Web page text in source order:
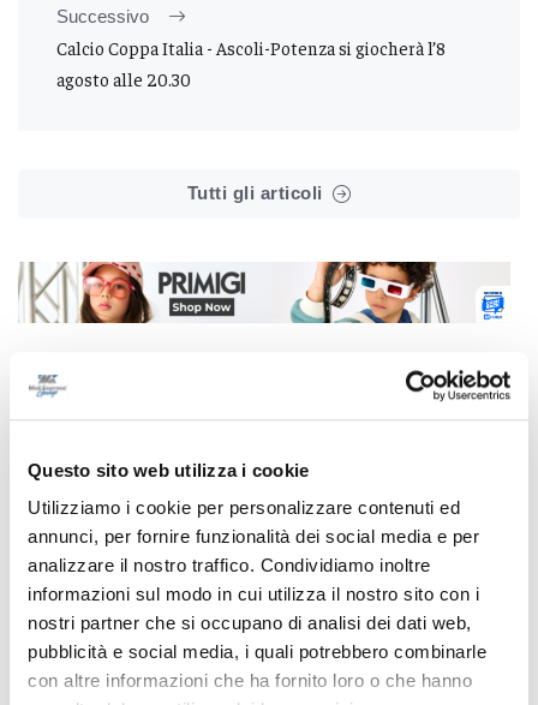
Questo sito web utilizza i cookie
Utilizziamo i cookie per personalizzare contenuti ed
annunci, per fornire funzionalità dei social media e per
analizzare il nostro traffico. Condividiamo inoltre
informazioni sul modo in cui utilizza il nostro sito con i
nostri partner che si occupano di analisi dei dati web,
pubblicità e social media, i quali potrebbero combinarle
con altre informazioni che ha fornito loro o che hanno
Successivo
Calcio Coppa Italia - Ascoli-Potenza si giocherà l’8
agosto alle 20.30
Tutti gli articoli
Correlati